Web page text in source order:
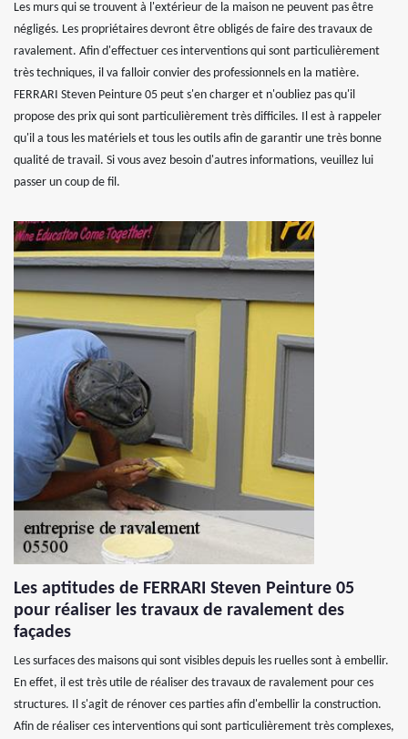
Les murs qui se trouvent à l'extérieur de la maison ne peuvent pas être
négligés. Les propriétaires devront être obligés de faire des travaux de
ravalement. Afin d'effectuer ces interventions qui sont particulièrement
très techniques, il va falloir convier des professionnels en la matière.
FERRARI Steven Peinture 05 peut s'en charger et n'oubliez pas qu'il
propose des prix qui sont particulièrement très difficiles. Il est à rappeler
qu'il a tous les matériels et tous les outils afin de garantir une très bonne
qualité de travail. Si vous avez besoin d'autres informations, veuillez lui
passer un coup de fil.
Les aptitudes de FERRARI Steven Peinture 05
pour réaliser les travaux de ravalement des
façades
Les surfaces des maisons qui sont visibles depuis les ruelles sont à embellir.
En effet, il est très utile de réaliser des travaux de ravalement pour ces
structures. Il s'agit de rénover ces parties afin d'embellir la construction.
Afin de réaliser ces interventions qui sont particulièrement très complexes,